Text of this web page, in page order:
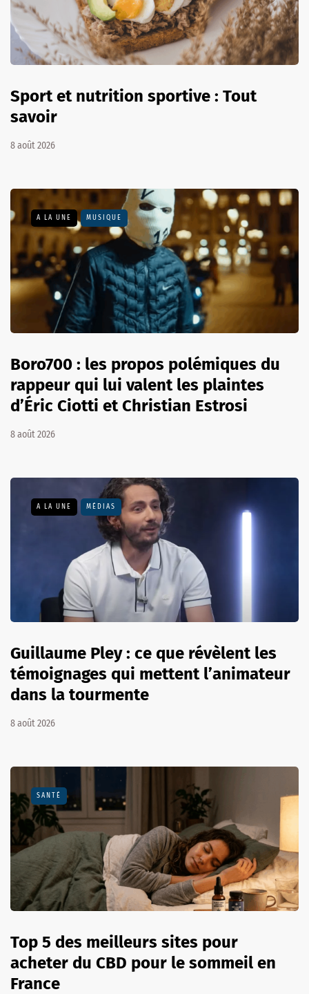
Sport et nutrition sportive : Tout
savoir
8 août 2026
A LA UNE MUSIQUE
Boro700 : les propos polémiques du
rappeur qui lui valent les plaintes
d’Éric Ciotti et Christian Estrosi
8 août 2026
A LA UNE MÉDIAS
Guillaume Pley : ce que révèlent les
témoignages qui mettent l’animateur
dans la tourmente
8 août 2026
SANTÉ
Top 5 des meilleurs sites pour
acheter du CBD pour le sommeil en
France